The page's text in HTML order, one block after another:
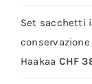
Set sacchetti
Haakaa CHF